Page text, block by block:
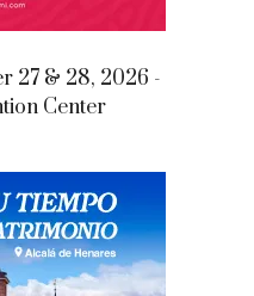
27 & 28, 2026 -
Center